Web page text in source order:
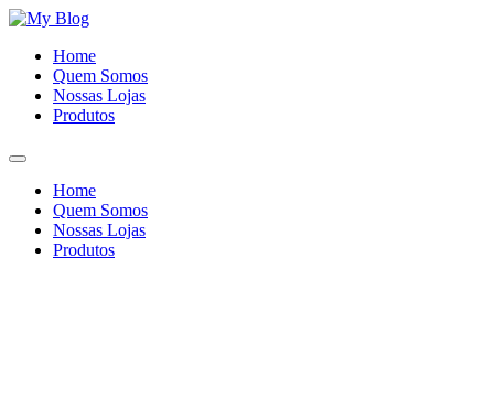
Ir
conteúdo
Home
Quem Somos
Nossas Lojas
Produtos
Home
Quem Somos
Nossas Lojas
Produtos